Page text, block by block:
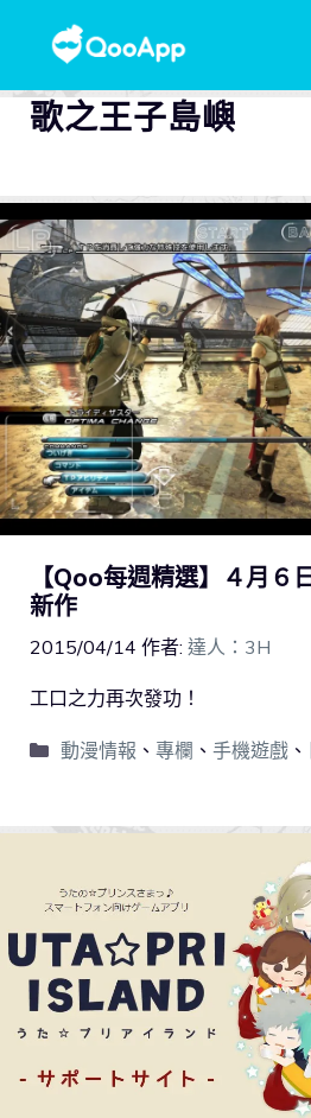
歌之王子島嶼
【Qoo每週精選】４月６
新作
2015/04/14 作者: 達人：3H
工口之力再次發功！
動漫情報 、 專欄 、 手機遊戲、